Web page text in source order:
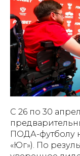
C 26 по 30
ПОДА-футболу
«Юг»). По